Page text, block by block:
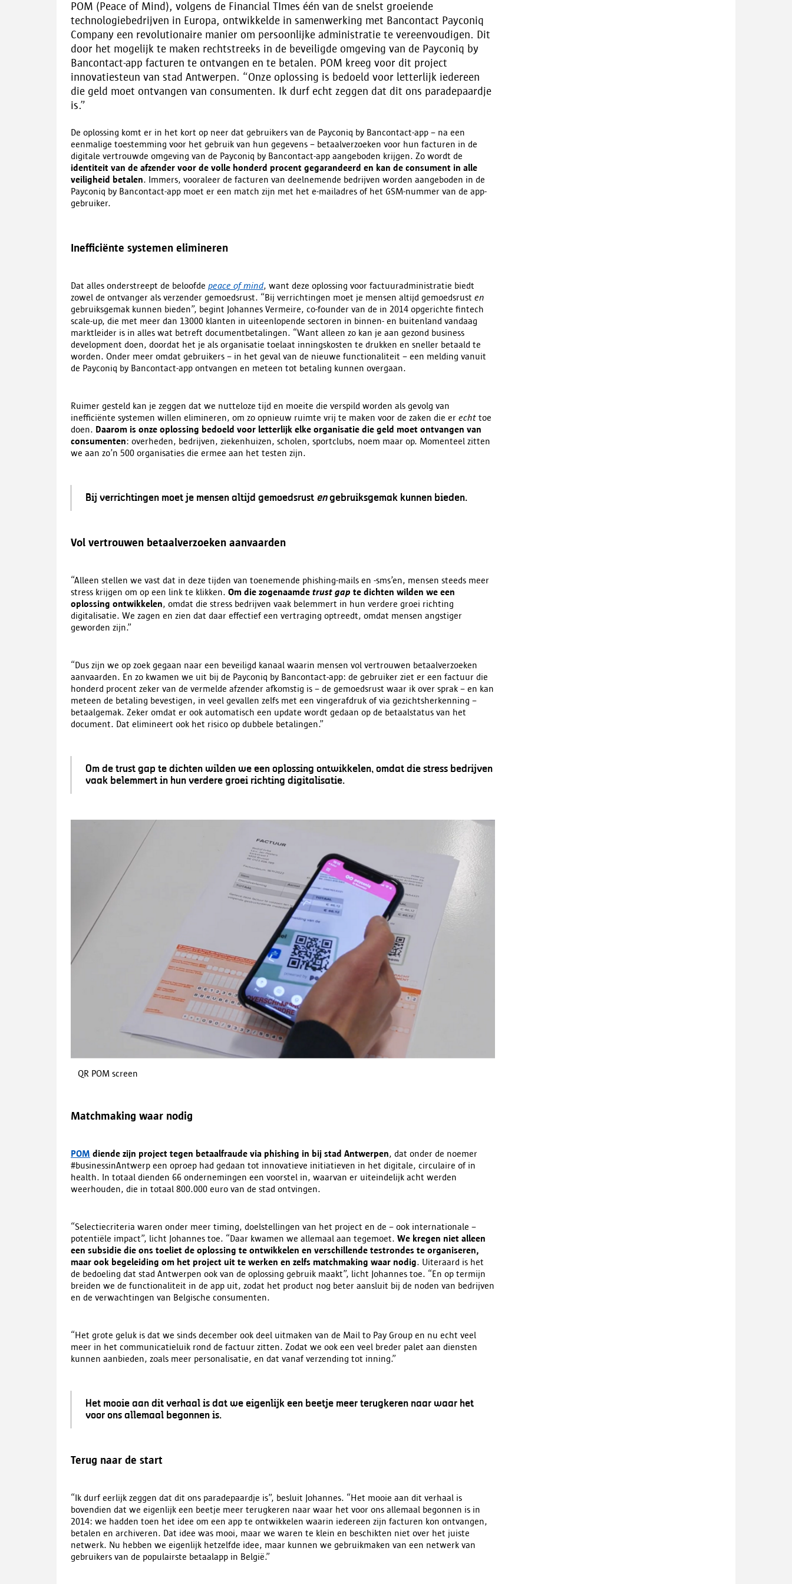
POM (Peace of Mind), volgens de Financial TImes één van de snelst groeiende
technologiebedrijven in Europa, ontwikkelde in samenwerking met Bancontact Payconiq
Company een revolutionaire manier om persoonlijke administratie te vereenvoudigen. Dit
door het mogelijk te maken rechtstreeks in de beveiligde omgeving van de Payconiq by
Bancontact-app facturen te ontvangen en te betalen. POM kreeg voor dit project
innovatiesteun van stad Antwerpen. “Onze oplossing is bedoeld voor letterlijk iedereen
die geld moet ontvangen van consumenten. Ik durf echt zeggen dat dit ons paradepaardje
is.”
De oplossing komt er in het kort op neer dat gebruikers van de Payconiq by Bancontact-app – na een
eenmalige toestemming voor het gebruik van hun gegevens – betaalverzoeken voor hun facturen in de
digitale vertrouwde omgeving van de Payconiq by Bancontact-app aangeboden krijgen. Zo wordt de
identiteit van de afzender voor de volle honderd procent gegarandeerd en kan de consument in alle
veiligheid betalen. Immers, vooraleer de facturen van deelnemende bedrijven worden aangeboden in de
Payconiq by Bancontact-app moet er een match zijn met het e-mailadres of het GSM-nummer van de app-
gebruiker.
Inefficiënte systemen elimineren
Dat alles onderstreept de beloofde peace of mind, want deze oplossing voor factuuradministratie biedt
zowel de ontvanger als verzender gemoedsrust. “Bij verrichtingen moet je mensen altijd gemoedsrust en
gebruiksgemak kunnen bieden”, begint Johannes Vermeire, co-founder van de in 2014 opgerichte fintech
scale-up, die met meer dan 13000 klanten in uiteenlopende sectoren in binnen- en buitenland vandaag
marktleider is in alles wat betreft documentbetalingen. “Want alleen zo kan je aan gezond business
development doen, doordat het je als organisatie toelaat inningskosten te drukken en sneller betaald te
worden. Onder meer omdat gebruikers – in het geval van de nieuwe functionaliteit – een melding vanuit
de Payconiq by Bancontact-app ontvangen en meteen tot betaling kunnen overgaan.
Ruimer gesteld kan je zeggen dat we nutteloze tijd en moeite die verspild worden als gevolg van
inefficiënte systemen willen elimineren, om zo opnieuw ruimte vrij te maken voor de zaken die er echt toe
doen. Daarom is onze oplossing bedoeld voor letterlijk elke organisatie die geld moet ontvangen van
consumenten: overheden, bedrijven, ziekenhuizen, scholen, sportclubs, noem maar op. Momenteel zitten
we aan zo’n 500 organisaties die ermee aan het testen zijn.
Bij verrichtingen moet je mensen altijd gemoedsrust engebruiksgemak kunnen bieden.
Vol vertrouwen betaalverzoeken aanvaarden
“Alleen stellen we vast dat in deze tijden van toenemende phishing-mails en -sms’en, mensen steeds meer
stress krijgen om op een link te klikken. Om die zogenaamde trust gap te dichten wilden we een
oplossing ontwikkelen, omdat die stress bedrijven vaak belemmert in hun verdere groei richting
digitalisatie. We zagen en zien dat daar effectief een vertraging optreedt, omdat mensen angstiger
geworden zijn.”
“Dus zijn we op zoek gegaan naar een beveiligd kanaal waarin mensen vol vertrouwen betaalverzoeken
aanvaarden. En zo kwamen we uit bij de Payconiq by Bancontact-app: de gebruiker ziet er een factuur die
honderd procent zeker van de vermelde afzender afkomstig is – de gemoedsrust waar ik over sprak – en kan
meteen de betaling bevestigen, in veel gevallen zelfs met een vingerafdruk of via gezichtsherkenning –
betaalgemak. Zeker omdat er ook automatisch een update wordt gedaan op de betaalstatus van het
document. Dat elimineert ook het risico op dubbele betalingen.”
Om de trust gap te dichten wilden we een oplossing ontwikkelen, omdat die stress bedrijven
vaak belemmert in hun verdere groei richting digitalisatie.
QR POM screen
Matchmaking waar nodig
POM diende zijn project tegen betaalfraude via phishing in bij stad Antwerpen, dat onder de noemer
#businessinAntwerp een oproep had gedaan tot innovatieve initiatieven in het digitale, circulaire of in
health. In totaal dienden 66 ondernemingen een voorstel in, waarvan er uiteindelijk acht werden
weerhouden, die in totaal 800.000 euro van de stad ontvingen.
“Selectiecriteria waren onder meer timing, doelstellingen van het project en de – ook internationale –
potentiële impact”, licht Johannes toe. “Daar kwamen we allemaal aan tegemoet. We kregen niet alleen
een subsidie die ons toeliet de oplossing te ontwikkelen en verschillende testrondes te organiseren,
maar ook begeleiding om het project uit te werken en zelfs matchmaking waar nodig. Uiteraard is het
de bedoeling dat stad Antwerpen ook van de oplossing gebruik maakt”, licht Johannes toe. “En op termijn
breiden we de functionaliteit in de app uit, zodat het product nog beter aansluit bij de noden van bedrijven
en de verwachtingen van Belgische consumenten.
“Het grote geluk is dat we sinds december ook deel uitmaken van de Mail to Pay Group en nu echt veel
meer in het communicatieluik rond de factuur zitten. Zodat we ook een veel breder palet aan diensten
kunnen aanbieden, zoals meer personalisatie, en dat vanaf verzending tot inning.”
Het mooie aan dit verhaal is dat we eigenlijk een beetje meer terugkeren naar waar het
voor ons allemaal begonnen is.
Terug naar de start
“Ik durf eerlijk zeggen dat dit ons paradepaardje is”, besluit Johannes. “Het mooie aan dit verhaal is
bovendien dat we eigenlijk een beetje meer terugkeren naar waar het voor ons allemaal begonnen is in
2014: we hadden toen het idee om een app te ontwikkelen waarin iedereen zijn facturen kon ontvangen,
betalen en archiveren. Dat idee was mooi, maar we waren te klein en beschikten niet over het juiste
netwerk. Nu hebben we eigenlijk hetzelfde idee, maar kunnen we gebruikmaken van een netwerk van
gebruikers van de populairste betaalapp in België.”